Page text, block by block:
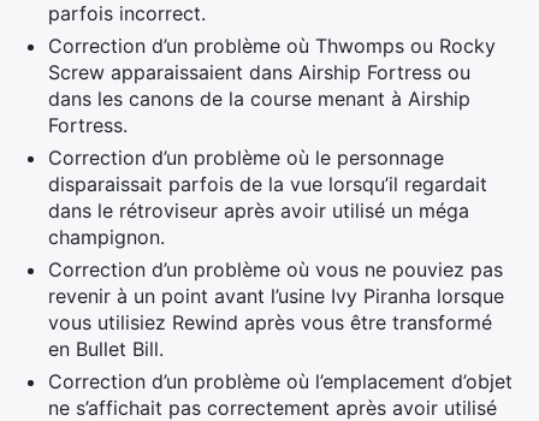
parfois incorrect.
Correction d’un problème où Thwomps ou Rocky
Screw apparaissaient dans Airship Fortress ou
dans les canons de la course menant à Airship
Fortress.
Correction d’un problème où le personnage
disparaissait parfois de la vue lorsqu’il regardait
dans le rétroviseur après avoir utilisé un méga
champignon.
Correction d’un problème où vous ne pouviez pas
revenir à un point avant l’usine Ivy Piranha lorsque
vous utilisiez Rewind après vous être transformé
en Bullet Bill.
Correction d’un problème où l’emplacement d’objet
ne s’affichait pas correctement après avoir utilisé